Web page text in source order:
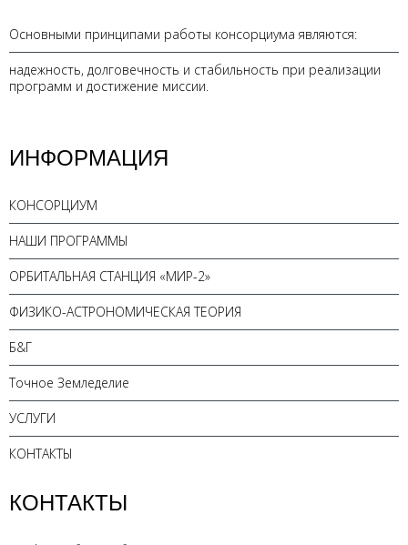
Основными принципами работы консорциума являются:
надежность, долговечность и стабильность при реализации
программ и достижение миссии.
ИНФОРМАЦИЯ
КОНСОРЦИУМ
НАШИ ПРОГРАММЫ
ОРБИТАЛЬНАЯ СТАНЦИЯ «МИР-2»
ФИЗИКО-АСТРОНОМИЧЕСКАЯ ТЕОРИЯ
Б&Г
Точное Земледелие
УСЛУГИ
КОНТАКТЫ
КОНТАКТЫ